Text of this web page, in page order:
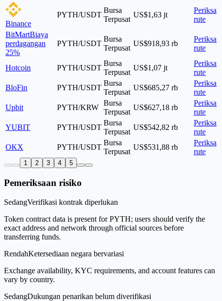
Binance
PYTH/USDT
Bursa
Terpusat
US$1,63 jt
Periksa
rute
BitMartBiaya
perdagangan
25%
PYTH/USDT
Bursa
Terpusat
US$918,93 rb
Periksa
rute
Hotcoin PYTH/USDT
Bursa
Terpusat
US$1,07 jt
Periksa
rute
BloFin
PYTH/USDT
Bursa
Terpusat
US$685,27 rb
Periksa
rute
Upbit
PYTH/KRW
Bursa
Terpusat
US$627,18 rb
Periksa
rute
YUBIT
PYTH/USDT
Bursa
Terpusat
US$542,82 rb
Periksa
rute
OKX
PYTH/USDT
Bursa
Terpusat
US$531,88 rb
Periksa
rute
1 2 3 4 5
Pemeriksaan risiko
SedangVerifikasi kontrak diperlukan
Token contract data is present for PYTH; users should verify the
exact address and network through official sources before
transferring funds.
RendahKetersediaan negara bervariasi
Exchange availability, KYC requirements, and account features can
vary by country.
SedangDukungan penarikan belum diverifikasi